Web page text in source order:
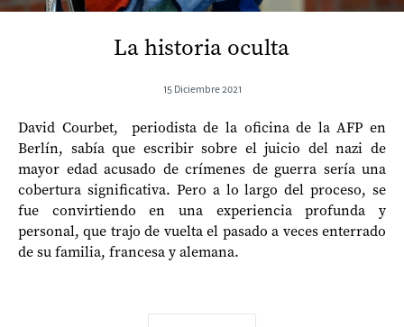
La historia oculta
15 Diciembre 2021
David Courbet, periodista de la oficina de la AFP en
Berlín, sabía que escribir sobre el juicio del nazi de
mayor edad acusado de crímenes de guerra sería una
cobertura significativa. Pero a lo largo del proceso, se
fue convirtiendo en una experiencia profunda y
personal, que trajo de vuelta el pasado a veces enterrado
de su familia, francesa y alemana.